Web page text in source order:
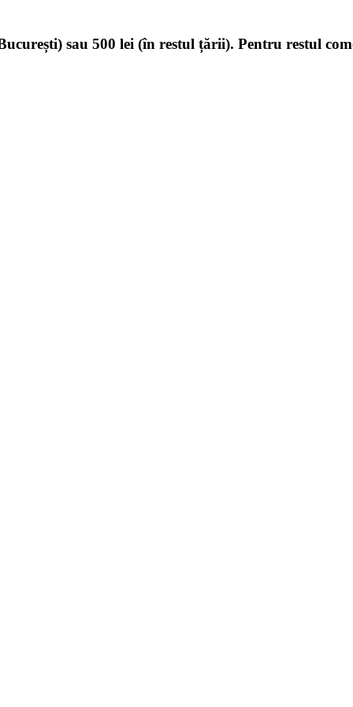
sau 500 lei (în restul țării). Pentru restul